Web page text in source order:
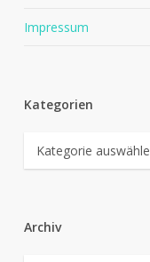
Impressum
Kategorien
Kategorien
Archiv